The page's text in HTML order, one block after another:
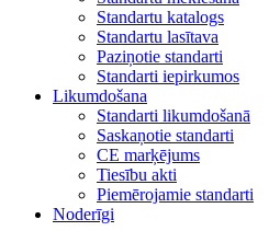
Standartu katalogs
Standartu lasītava
Paziņotie standarti
Standarti iepirkumos
Likumdošana
Standarti likumdošanā
Saskaņotie standarti
CE marķējums
Tiesību akti
Piemērojamie standarti
Noderīgi